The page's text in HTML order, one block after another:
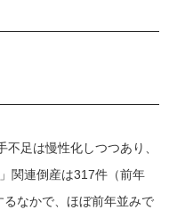
足は慢性化しつつあり、
関連倒産は317件（前年
なかで、ほぼ前年並みで